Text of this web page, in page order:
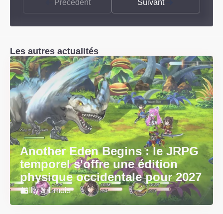
Précédent Suivant
Les autres actualités
Another Eden Begins : le JRPG
temporel s'offre une édition
physique occidentale pour 2027
Il y a 1 mois